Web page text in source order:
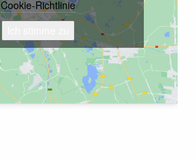
Cookie-Richtlinie